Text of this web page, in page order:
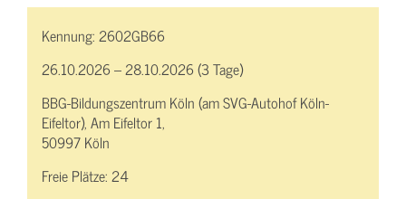
Kennung:2602GB66
26.10.2026 – 28.10.2026 (3 Tage)
BBG-Bildungszentrum Köln (am SVG-Autohof Köln-
Eifeltor), Am Eifeltor 1,
50997 Köln
Freie Plätze:24